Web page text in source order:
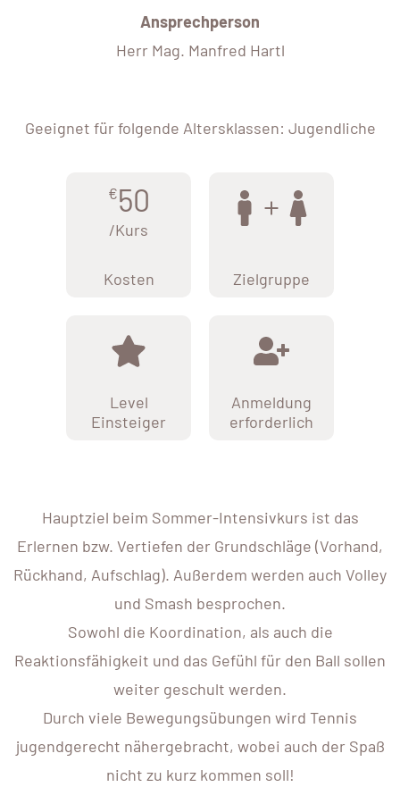
Ansprechperson
Herr Mag. Manfred Hartl
Geeignet für folgende Altersklassen: Jugendliche
€50
/Kurs
Kosten Zielgruppe
Level
Einsteiger
Anmeldung
erforderlich
Hauptziel beim Sommer-Intensivkurs ist das
Erlernen bzw. Vertiefen der Grundschläge (Vorhand,
Rückhand, Aufschlag). Außerdem werden auch Volley
und Smash besprochen.
Sowohl die Koordination, als auch die
Reaktionsfähigkeit und das Gefühl für den Ball sollen
weiter geschult werden.
Durch viele Bewegungsübungen wird Tennis
jugendgerecht nähergebracht, wobei auch der Spaß
nicht zu kurz kommen soll!